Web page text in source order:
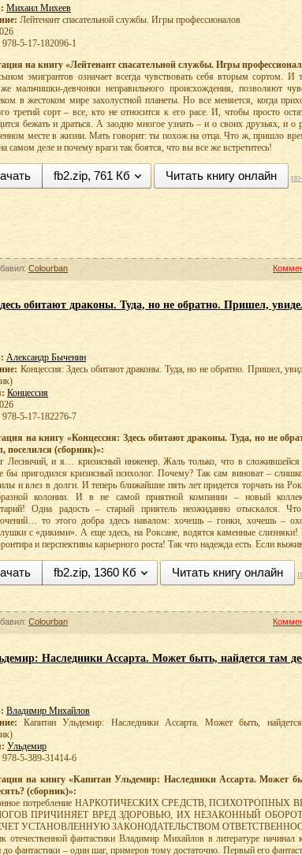
Михаил Михеев
Лейтенант спасательной службы. Игры профессионалов
978-5-17-182096-1
на книгу «Лейтенант спасательной службы. Игры
эмигрантов означает всегда чувствовать себя вторым сортом. И
мальчишки-девчонки неправильного происхождения, позволяют
в жестоком мире захолустной планеты. Но все меняется, когда
третий сорт – все, кто не относится к его расе. И, чтобы просто
бежать и драться. А заодно многое узнать – и о своих друзьях, и о
месте в жизни. Мать говорит: ты похож на отца. Что ж, пришло
самом деле и почему враги так боятся, что вы все же встретитесь!
fb2.zip, 761 Кб Читать книгу онлайн
Colourban
обитают драконы. Туда, но не обратно. Пришел,
Александр Быченин
Концессия: Здесь обитают драконы. Туда, но не обратно. Пришел,
Концессия
978-5-17-182276-7
на книгу «Концессия: Здесь обитают драконы. Туда, но не
поселился (сборник)»:
Лесничий, и я… кризисный инженер. Жаль только, что в сложившейся
бы пригодился кризисный психолог. Почему? Так сам виноват –
и влез в долги. И теперь ближайшие пять лет придется торчать на
колонии. И в не самой приятной компании – новый
Одна радость – старый приятель неожиданно отыскался.
то этого добра здесь навалом: хочешь – гонки, хочешь –
с «дикими». А еще здесь, на Роксане, водятся каменные
и перспективы карьерного роста! Так что надежда есть. Если
fb2.zip, 1360 Кб Читать книгу онлайн
Colourban
Наследники Ассарта. Может быть, найдется там
Владимир Михайлов
Капитан Ульдемир: Наследники Ассарта. Может быть,
Ульдемир
978-5-389-31414-6
на книгу «Капитан Ульдемир: Наследники Ассарта. Может
(сборник)»:
потребление НАРКОТИЧЕСКИХ СРЕДСТВ, ПСИХОТРОПНЫХ
ПРИЧИНЯЕТ ВРЕД ЗДОРОВЬЮ, ИХ НЕЗАКОННЫЙ
УСТАНОВЛЕННУЮ ЗАКОНОДАТЕЛЬСТВОМ
отечественной фантастики Владимир Михайлов в литературе начинал
до фантастики – один шаг, примеров тому достаточно. Первый его